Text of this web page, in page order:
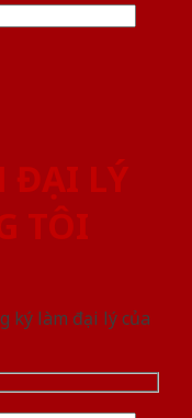
ĐẠI LÝ
TÔI
ký làm đại lý của